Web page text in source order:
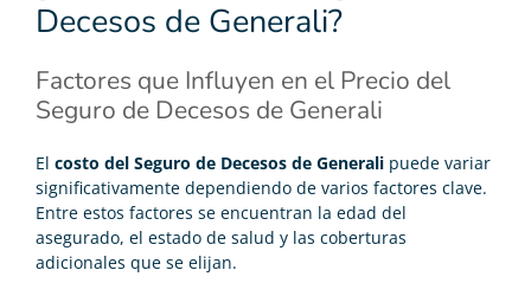
Decesos de Generali?
Factores que Influyen en el Precio del
Seguro de Decesos de Generali
El costo del Seguro de Decesos de Generali puede variar
significativamente dependiendo de varios factores clave.
Entre estos factores se encuentran la edad del
asegurado, el estado de salud y las coberturas
adicionales que se elijan.